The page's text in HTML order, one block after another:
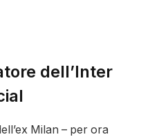
dell’Inter
Milan – per ora